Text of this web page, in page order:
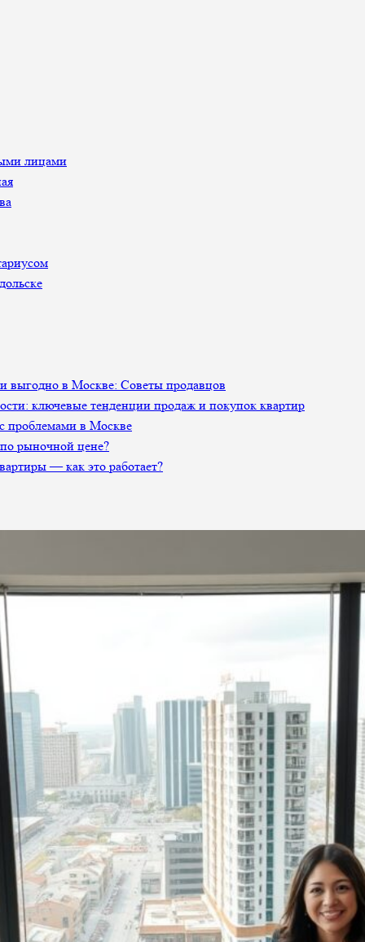
лицами
выгодно в Москве: Советы продавцов
ключевые тенденции продаж и покупок квартир
проблемами в Москве
рыночной цене?
— как это работает?